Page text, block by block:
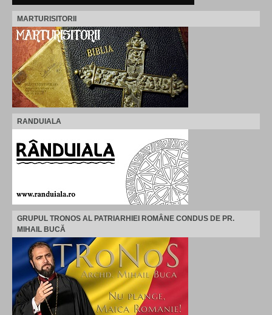
MARTURISITORII
RANDUIALA
GRUPUL TRONOS AL PATRIARHIEI ROMÂNE CONDUS DE PR.
MIHAIL BUCĂ